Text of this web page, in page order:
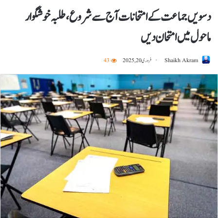
دسویں جماعت کے امتحانات آج سے شروع، طلبہ خوشگوار
ماحول میں امتحان دیں
Shaikh Akram فروری 20, 2025 43